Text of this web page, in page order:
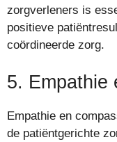
zorgverleners is
positieve
coördineerde zorg.
5. Empathie
Empathie en
de patiëntgerichte